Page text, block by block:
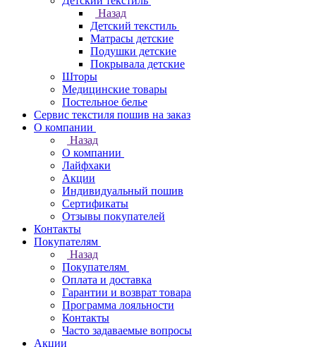
Назад
Детский текстиль
Матрасы детские
Подушки детские
Покрывала детские
Шторы
Медицинские товары
Постельное белье
Сервис текстиля пошив на заказ
О компании
Назад
О компании
Лайфхаки
Акции
Индивидуальный пошив
Сертификаты
Отзывы покупателей
Контакты
Покупателям
Назад
Покупателям
Оплата и доставка
Гарантии и возврат товара
Программа лояльности
Контакты
Часто задаваемые вопросы
Акции